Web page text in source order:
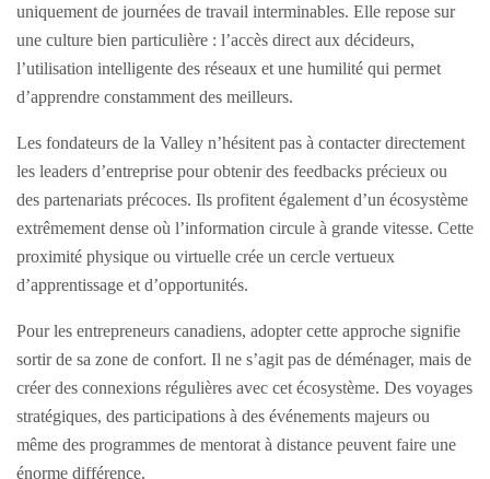
uniquement de journées de travail interminables. Elle repose sur
une culture bien particulière : l’accès direct aux décideurs,
l’utilisation intelligente des réseaux et une humilité qui permet
d’apprendre constamment des meilleurs.
Les fondateurs de la Valley n’hésitent pas à contacter directement
les leaders d’entreprise pour obtenir des feedbacks précieux ou
des partenariats précoces. Ils profitent également d’un écosystème
extrêmement dense où l’information circule à grande vitesse. Cette
proximité physique ou virtuelle crée un cercle vertueux
d’apprentissage et d’opportunités.
Pour les entrepreneurs canadiens, adopter cette approche signifie
sortir de sa zone de confort. Il ne s’agit pas de déménager, mais de
créer des connexions régulières avec cet écosystème. Des voyages
stratégiques, des participations à des événements majeurs ou
même des programmes de mentorat à distance peuvent faire une
énorme différence.